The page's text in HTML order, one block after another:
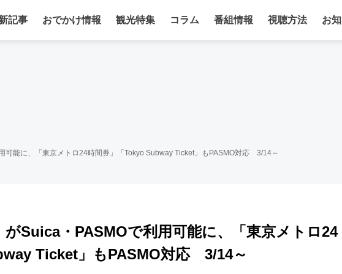
記事 おでかけ情報 観光特集 コラム 番組情報 視聴方法 お
可能に、「東京メトロ24時間券」「Tokyo Subway Ticket」もPASMO対応 3/14～
がSuica・PASMOで利用可能に、「東京メトロ24
Ticket」もPASMO対応 3/14～